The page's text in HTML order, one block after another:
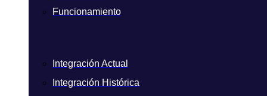
Funcionamiento
Integración Actual
Integración Histórica